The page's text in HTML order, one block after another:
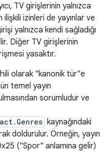
TV girişlerinin yalnızca
ilişkili izinleri de yayınlar ve
yalnızca kendi sağladığı
Diğer TV girişlerinin
yasaktır.
olarak "kanonik tür"e
temel yayın
sorumludur ve
kaynağındaki
doldurulur. Örneğin, yayın
("Spor" anlamına gelir)